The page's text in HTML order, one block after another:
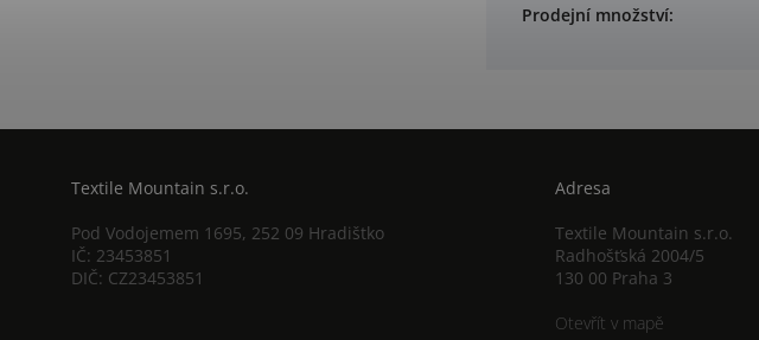
Prodejní množství:
Textile Mountain s.r.o.
Pod Vodojemem 1695, 252 09 Hradištko
IČ: 23453851
DIČ: CZ23453851
Adresa
Textile Mountain s.r.o.
Radhošťská 2004/5
130 00 Praha 3
Otevřít v mapě